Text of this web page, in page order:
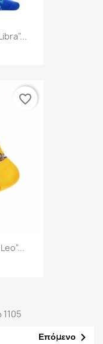
favorite_border
1105
Επόμενο 